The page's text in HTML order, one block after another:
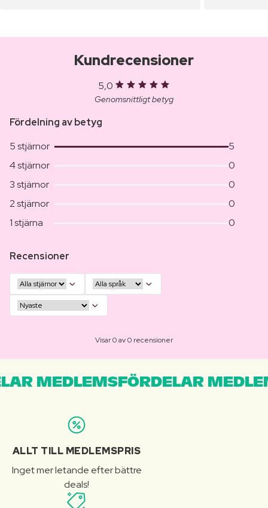
Kundrecensioner
5,0
Genomsnittligt betyg
Fördelning av betyg
5 stjärnor
5
4 stjärnor
0
3 stjärnor
0
2 stjärnor
0
1 stjärna
0
Recensioner
Visar 0 av 0 recensioner
MEDLEMSFÖRDELAR
ALLT TILL MEDLEMSPRIS
Inget mer letande efter bättre
deals!